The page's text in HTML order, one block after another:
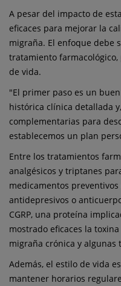
A pesar del impacto de
eficaces para mejorar la
migraña. El enfoque debe
tratamiento
de vida.
"El primer paso es un
histórica clínica detallada
complementarias para
establecemos un plan
Entre los tratamientos
analgésicos y triptanes
medicamentos
antidepresivos o
CGRP, una proteína
mostrado eficaces la
migraña crónica y algunas
Además, el estilo de vida
mantener horarios